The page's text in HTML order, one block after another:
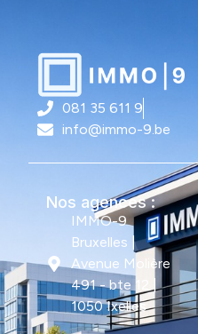
081 35 611 9
info@immo-9.be
Nos agences :
IMMO-9
Bruxelles |
Avenue Molière
491 - bte 12 |
1050 Ixelles